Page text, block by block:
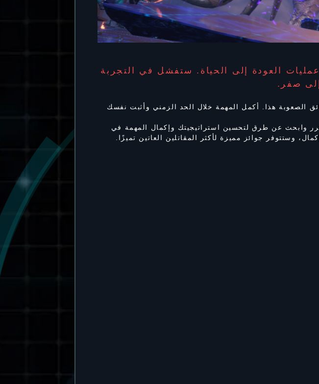
العودة إلى الحياة. ستفشل في التجربة
إلى صفر.
الصعوبة هذا. أكمل المهمة خلال الحد الزمني وأثبت نفسك
وابحث عن طرق لتحسين استراتيجيتك وإكمال المهمة في
وستتوفر جوائز مميزة لأكثر المقاتلين العاتين تميزًا.